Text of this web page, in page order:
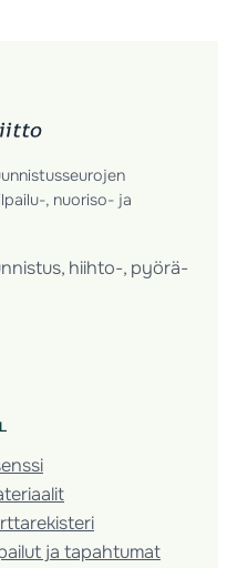
, nuoriso- ja
hiihto-, pyörä-
ja tapahtumat